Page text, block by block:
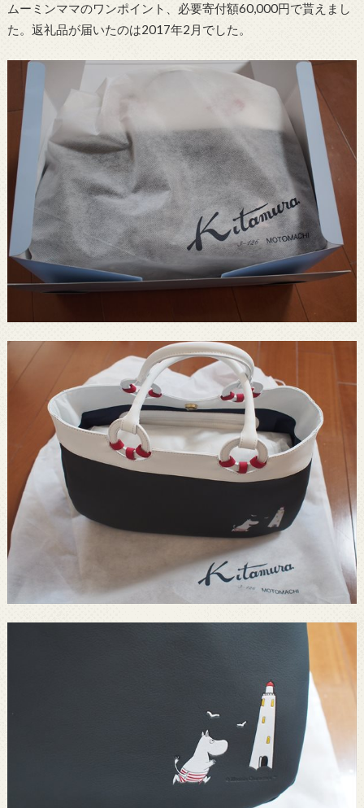
ムーミンママのワンポイント、必要寄付額60,000円で貰えまし
た。返礼品が届いたのは2017年2月でした。